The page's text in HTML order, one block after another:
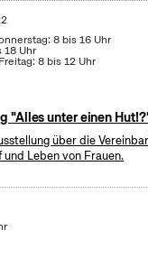
8 bis 16 Uhr
18 Uhr
8 bis 12 Uhr
"Alles unter einen
über die
und Leben von Frauen.